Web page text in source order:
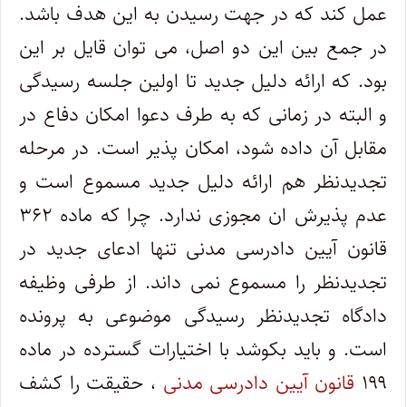
عمل کند که در جهت رسیدن به این هدف باشد.
در جمع بین این دو اصل، می توان قایل بر این
بود. که ارائه دلیل جدید تا اولین جلسه رسیدگی
و البته در زمانی که به طرف دعوا امکان دفاع در
مقابل آن داده شود، امکان پذیر است. در مرحله
تجدیدنظر هم ارائه دلیل جدید مسموع است و
عدم پذیرش ان مجوزی ندارد. چرا که ماده ۳۶۲
قانون آیین دادرسی مدنی تنها ادعای جدید در
تجدیدنظر را مسموع نمی داند. از طرفی وظیفه
دادگاه تجدیدنظر رسیدگی موضوعی به پرونده
است. و باید بکوشد با اختیارات گسترده در ماده
۱۹۹ قانون آیین دادرسی مدنی ، حقیقت را کشف